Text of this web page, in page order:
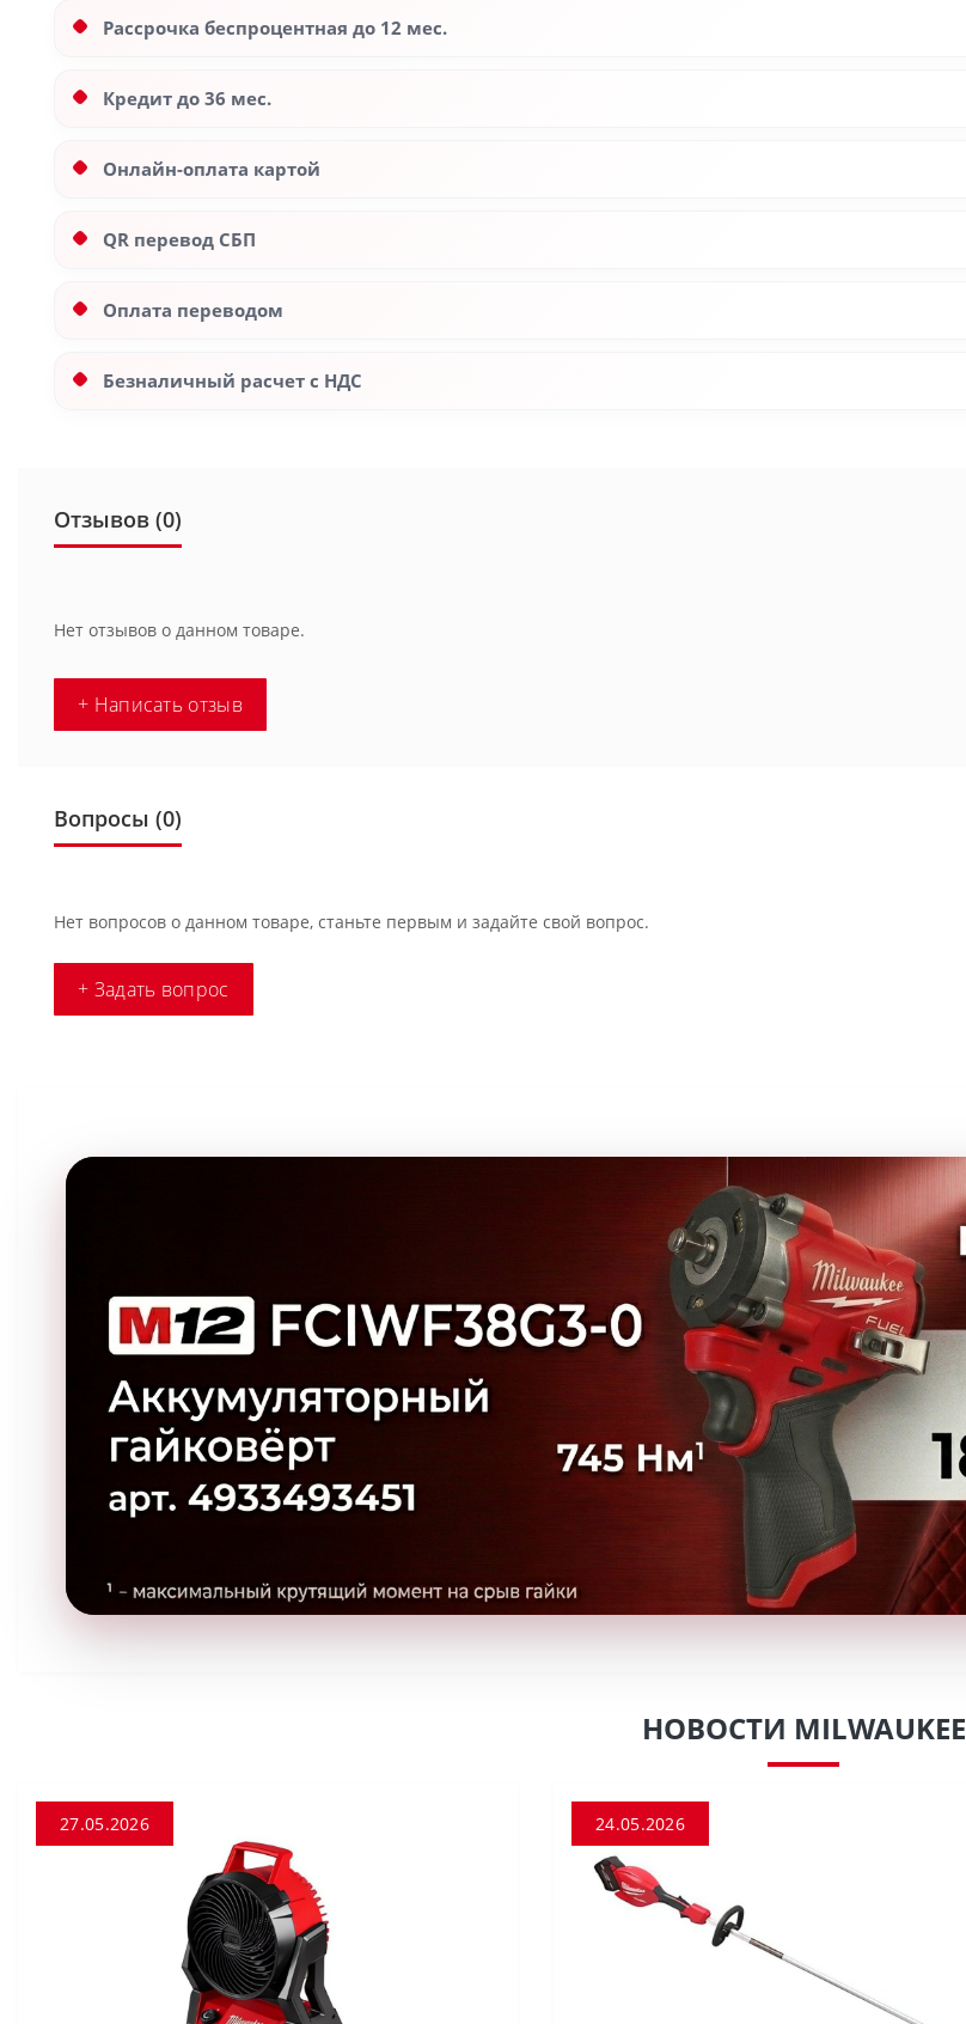
Рассрочка беспроцентная до 12 мес.
Кредит до 36 мес.
Онлайн-оплата картой
QR перевод СБП
Оплата переводом
Безналичный расчет с НДС
Отзывов (0)
Нет отзывов о данном товаре.
+ Написать отзыв
Вопросы (0)
Нет вопросов о данном товаре, станьте первым и задайте свой вопрос.
+ Задать вопрос
НОВОСТИ MILWAUKEE
27.05.2026 24.05.2026